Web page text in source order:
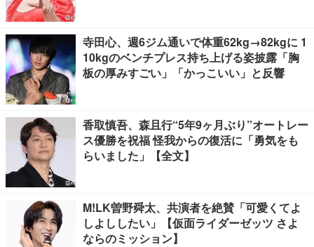
寺田心、週6ジム通いで体重62kg→82kgに 1
10kgのベンチプレス持ち上げる姿披露「胸
板の厚みすごい」「かっこいい」と反響
香取慎吾、森且行“5年9ヶ月ぶり”オートレー
ス優勝を祝福 怪我からの復活に「勇気をも
らいました」【全文】
M!LK曽野舜太、共演者を絶賛「可愛くてよ
しよししたい」【仮面ライダーゼッツ さよ
ならのミッション】